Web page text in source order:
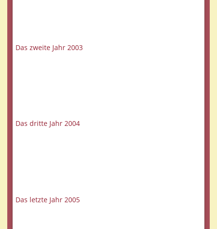
Das zweite Jahr 2003
Das dritte Jahr 2004
Das letzte Jahr 2005